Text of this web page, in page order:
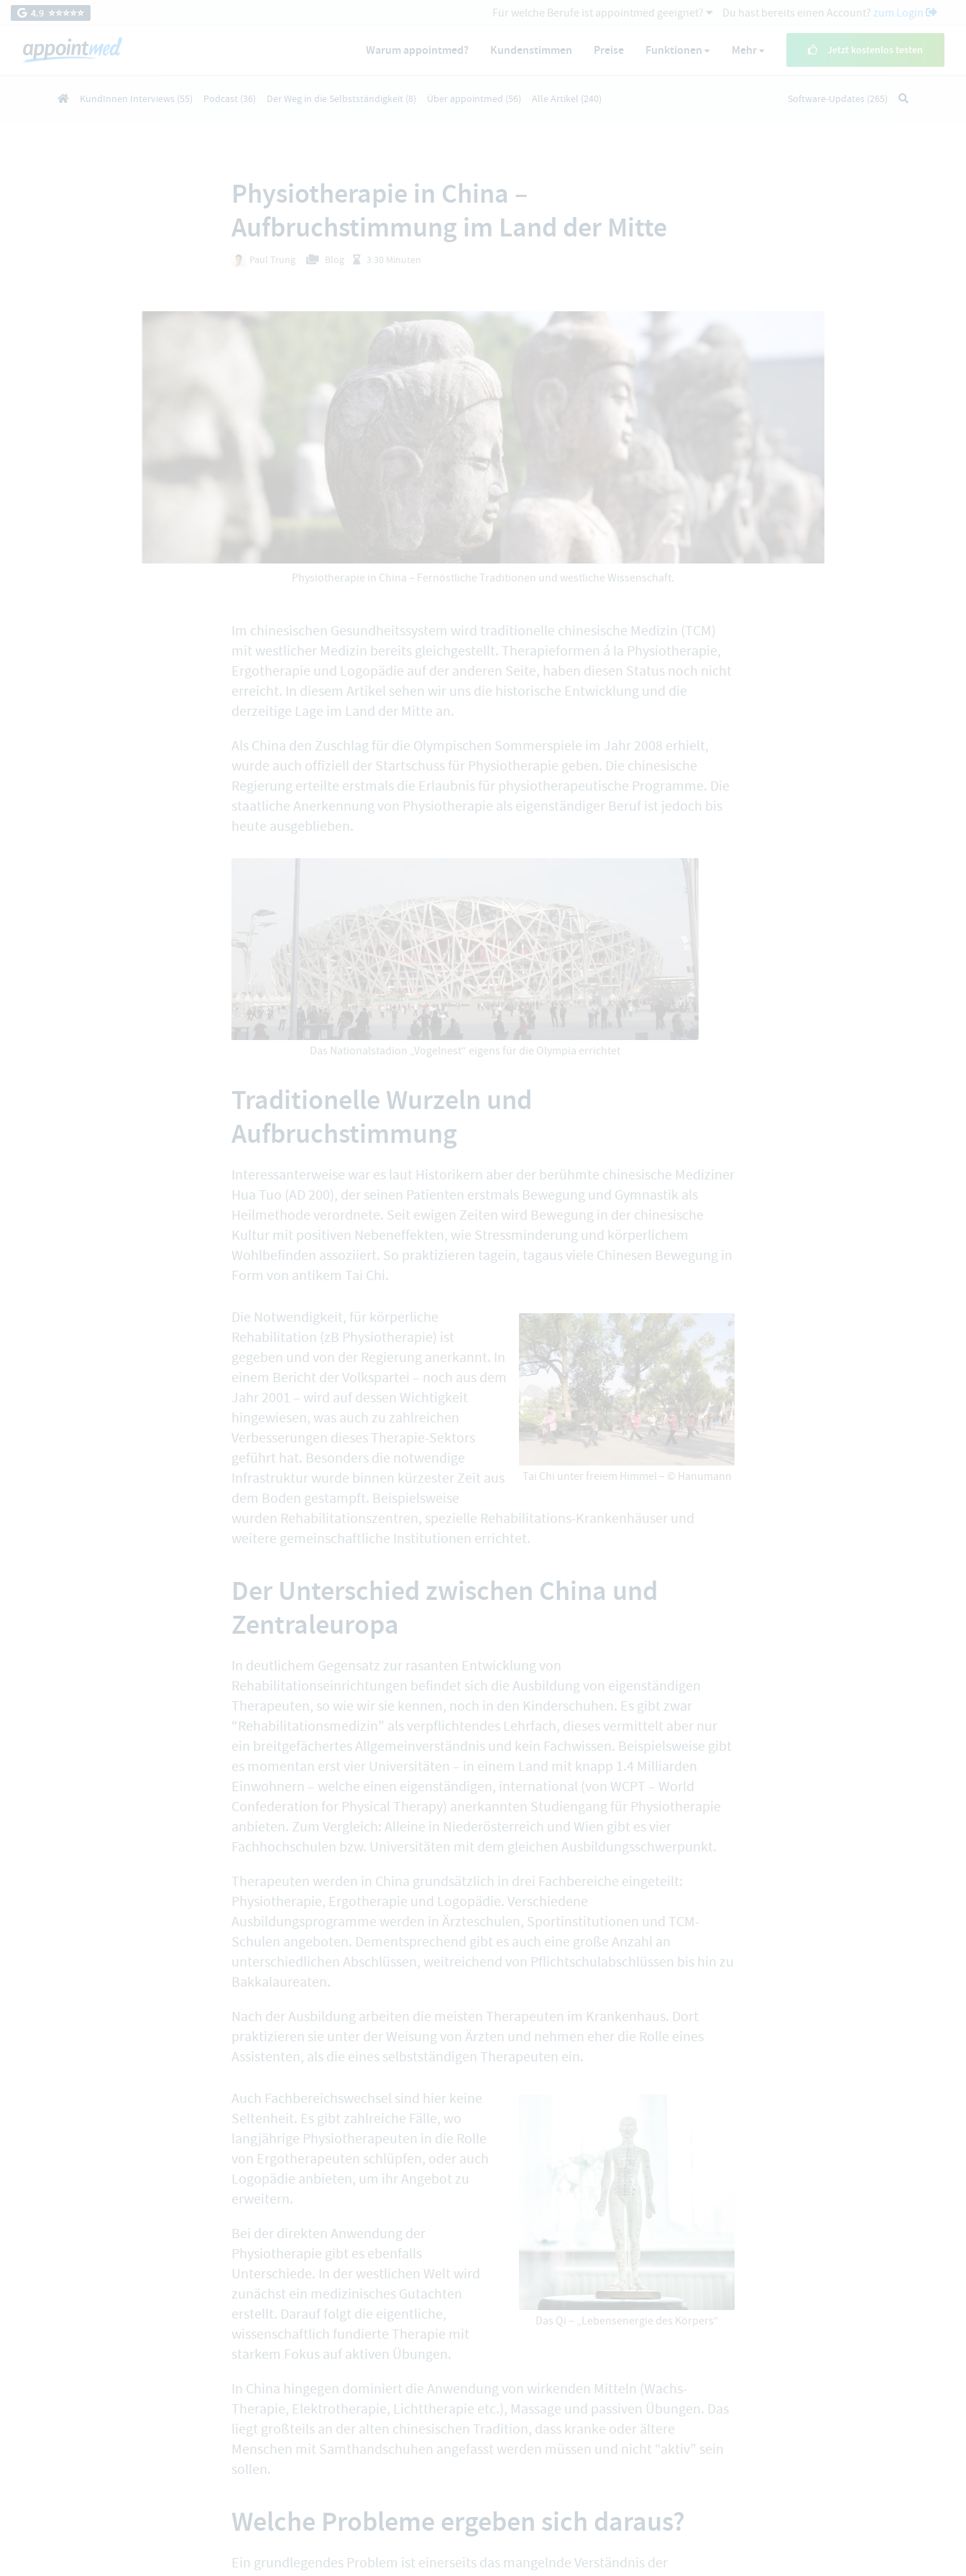
4.9 ⭐️⭐️⭐️⭐️⭐️ Für welche Berufe ist appointmed geeignet? Du hast bereits einen Account? zum Login
Warum appointmed? Kundenstimmen Preise Funktionen Mehr Jetzt kostenlos testen
KundInnen Interviews (55) Podcast (36) Der Weg in die Selbstständigkeit (8) Über appointmed (56) Alle Artikel (240) Software-Updates (265)
Physiotherapie in China –
Aufbruchstimmung im Land der Mitte
Paul Trung Blog 3:30 Minuten
Physiotherapie in China – Fernöstliche Traditionen und westliche Wissenschaft.
Im chinesischen Gesundheitssystem wird traditionelle chinesische Medizin (TCM)
mit westlicher Medizin bereits gleichgestellt. Therapieformen á la Physiotherapie,
Ergotherapie und Logopädie auf der anderen Seite, haben diesen Status noch nicht
erreicht. In diesem Artikel sehen wir uns die historische Entwicklung und die
derzeitige Lage im Land der Mitte an.
Als China den Zuschlag für die Olympischen Sommerspiele im Jahr 2008 erhielt,
wurde auch offiziell der Startschuss für Physiotherapie geben. Die chinesische
Regierung erteilte erstmals die Erlaubnis für physiotherapeutische Programme. Die
staatliche Anerkennung von Physiotherapie als eigenständiger Beruf ist jedoch bis
heute ausgeblieben.
Das Nationalstadion „Vogelnest“ eigens für die Olympia errichtet
Traditionelle Wurzeln und
Aufbruchstimmung
Interessanterweise war es laut Historikern aber der berühmte chinesische Mediziner
Hua Tuo (AD 200), der seinen Patienten erstmals Bewegung und Gymnastik als
Heilmethode verordnete. Seit ewigen Zeiten wird Bewegung in der chinesische
Kultur mit positiven Nebeneffekten, wie Stressminderung und körperlichem
Wohlbefinden assoziiert. So praktizieren tagein, tagaus viele Chinesen Bewegung in
Form von antikem Tai Chi.
Tai Chi unter freiem Himmel – © Hanumann
Die Notwendigkeit, für körperliche
Rehabilitation (zB Physiotherapie) ist
gegeben und von der Regierung anerkannt. In
einem Bericht der Volkspartei – noch aus dem
Jahr 2001 – wird auf dessen Wichtigkeit
hingewiesen, was auch zu zahlreichen
Verbesserungen dieses Therapie-Sektors
geführt hat. Besonders die notwendige
Infrastruktur wurde binnen kürzester Zeit aus
dem Boden gestampft. Beispielsweise
wurden Rehabilitationszentren, spezielle Rehabilitations-Krankenhäuser und
weitere gemeinschaftliche Institutionen errichtet.
Der Unterschied zwischen China und
Zentraleuropa
In deutlichem Gegensatz zur rasanten Entwicklung von
Rehabilitationseinrichtungen befindet sich die Ausbildung von eigenständigen
Therapeuten, so wie wir sie kennen, noch in den Kinderschuhen. Es gibt zwar
“Rehabilitationsmedizin” als verpflichtendes Lehrfach, dieses vermittelt aber nur
ein breitgefächertes Allgemeinverständnis und kein Fachwissen. Beispielsweise gibt
es momentan erst vier Universitäten – in einem Land mit knapp 1.4 Milliarden
Einwohnern – welche einen eigenständigen, international (von WCPT – World
Confederation for Physical Therapy) anerkannten Studiengang für Physiotherapie
anbieten. Zum Vergleich: Alleine in Niederösterreich und Wien gibt es vier
Fachhochschulen bzw. Universitäten mit dem gleichen Ausbildungsschwerpunkt.
Therapeuten werden in China grundsätzlich in drei Fachbereiche eingeteilt:
Physiotherapie, Ergotherapie und Logopädie. Verschiedene
Ausbildungsprogramme werden in Ärzteschulen, Sportinstitutionen und TCM-
Schulen angeboten. Dementsprechend gibt es auch eine große Anzahl an
unterschiedlichen Abschlüssen, weitreichend von Pflichtschulabschlüssen bis hin zu
Bakkalaureaten.
Nach der Ausbildung arbeiten die meisten Therapeuten im Krankenhaus. Dort
praktizieren sie unter der Weisung von Ärzten und nehmen eher die Rolle eines
Assistenten, als die eines selbstständigen Therapeuten ein.
Das Qi – „Lebensenergie des Körpers“
Auch Fachbereichswechsel sind hier keine
Seltenheit. Es gibt zahlreiche Fälle, wo
langjährige Physiotherapeuten in die Rolle
von Ergotherapeuten schlüpfen, oder auch
Logopädie anbieten, um ihr Angebot zu
erweitern.
Bei der direkten Anwendung der
Physiotherapie gibt es ebenfalls
Unterschiede. In der westlichen Welt wird
zunächst ein medizinisches Gutachten
erstellt. Darauf folgt die eigentliche,
wissenschaftlich fundierte Therapie mit
starkem Fokus auf aktiven Übungen.
In China hingegen dominiert die Anwendung von wirkenden Mitteln (Wachs-
Therapie, Elektrotherapie, Lichttherapie etc.), Massage und passiven Übungen. Das
liegt großteils an der alten chinesischen Tradition, dass kranke oder ältere
Menschen mit Samthandschuhen angefasst werden müssen und nicht “aktiv” sein
sollen.
Welche Probleme ergeben sich daraus?
Ein grundlegendes Problem ist einerseits das mangelnde Verständnis der